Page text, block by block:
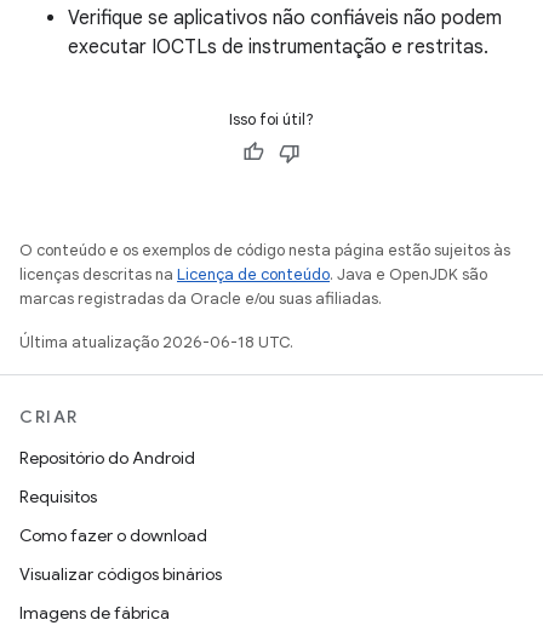
Verifique se aplicativos não confiáveis não podem
executar IOCTLs de instrumentação e restritas.
Isso foi útil?
O conteúdo e os exemplos de código nesta página estão sujeitos às
licenças descritas na Licença de conteúdo. Java e OpenJDK são
marcas registradas da Oracle e/ou suas afiliadas.
Última atualização 2026-06-18 UTC.
CRIAR
Repositório do Android
Requisitos
Como fazer o download
Visualizar códigos binários
Imagens de fábrica